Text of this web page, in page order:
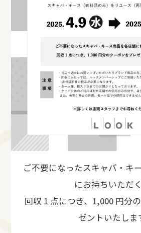
ご不要になったスキャパ・キ
にお持ちいただ
回収 1 点につき、1,000 円分
ゼントいたしま